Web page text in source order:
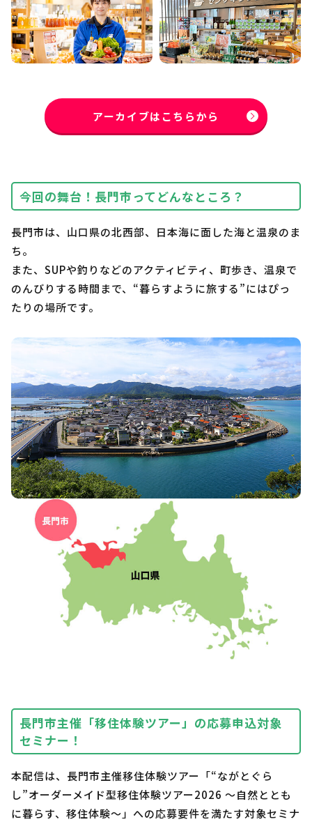
アーカイブはこちらから
今回の舞台！長門市ってどんなところ？
長門市は、山口県の北西部、日本海に面した海と温泉のま
ち。
また、SUPや釣りなどのアクティビティ、町歩き、温泉で
のんびりする時間まで、“暮らすように旅する”にはぴっ
たりの場所です。
長門市主催「移住体験ツアー」の応募申込対象
セミナー！
本配信は、長門市主催移住体験ツアー「“ながとぐら
し”オーダーメイド型移住体験ツアー2026 ～自然ととも
に暮らす、移住体験～」への応募要件を満たす対象セミナ